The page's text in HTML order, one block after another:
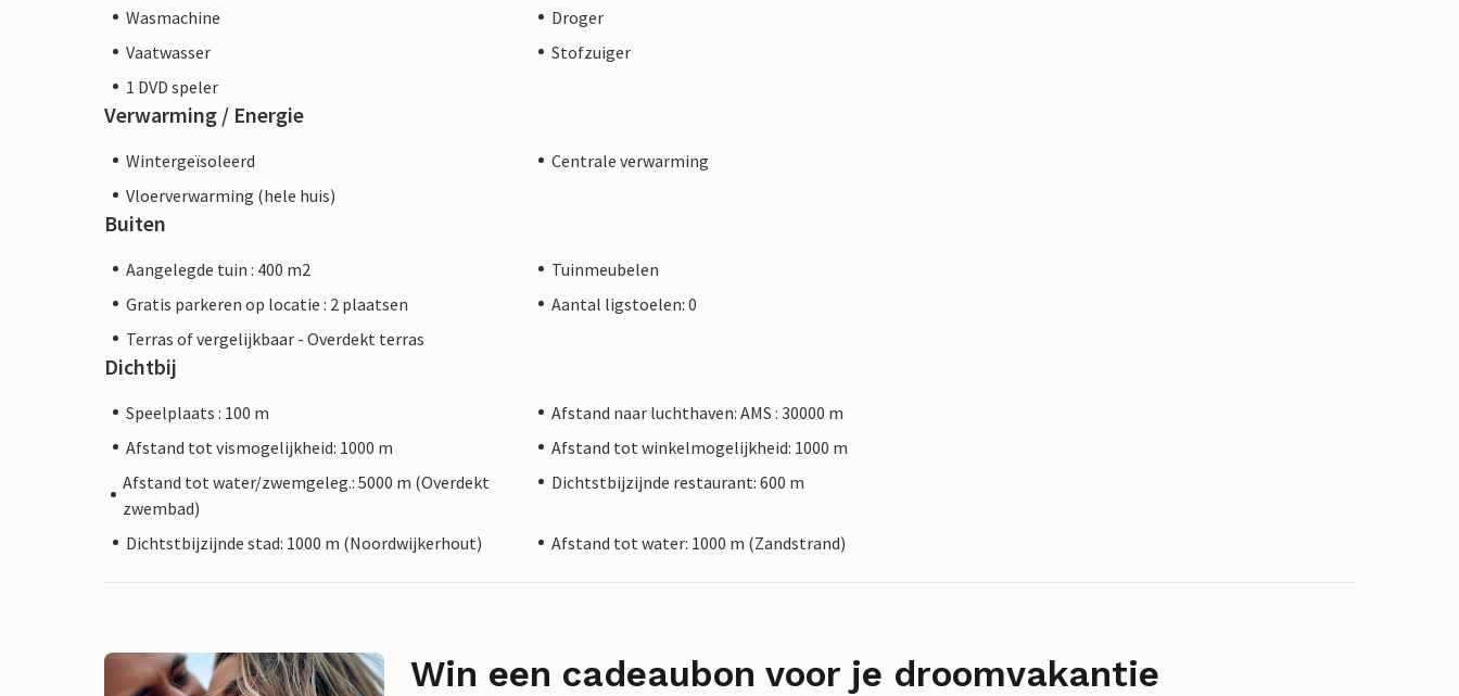
Wasmachine
Droger
Vaatwasser
Stofzuiger
1 DVD speler
Verwarming / Energie
Wintergeïsoleerd
Centrale verwarming
Vloerverwarming (hele huis)
Buiten
Aangelegde tuin : 400 m2
Tuinmeubelen
Gratis parkeren op locatie : 2 plaatsen
Aantal ligstoelen: 0
Terras of vergelijkbaar - Overdekt terras
Dichtbij
Speelplaats : 100 m
Afstand naar luchthaven: AMS : 30000 m
Afstand tot vismogelijkheid: 1000 m
Afstand tot winkelmogelijkheid: 1000 m
Afstand tot water/zwemgeleg.: 5000 m (Overdekt
zwembad)
Dichtstbijzijnde restaurant: 600 m
Dichtstbijzijnde stad: 1000 m (Noordwijkerhout) Afstand tot water: 1000 m (Zandstrand)
Win een cadeaubon voor je droomvakantie